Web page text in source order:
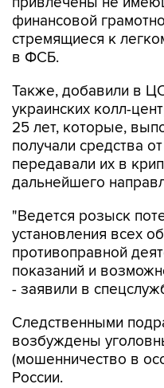
стремящиеся к
в ФСБ.
Также, добавили в
25 лет, которые,
получали средства
передавали их в
дальнейшего
"Ведется розыск
противоправной
показаний и
- заявили в
Следственными
(мошенничество в
России.
"Сотрудникам